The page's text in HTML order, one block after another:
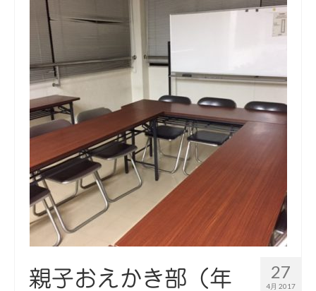
27
4月 2017
親子おえかき部（年